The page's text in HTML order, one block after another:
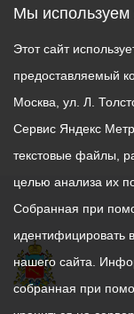
Мы используем
Этот сайт
предоставляемый
Москва, ул. Л.
Сервис Яндекс
текстовые файлы,
целью анализа их
Собранная при
идентифицировать
нашего сайта.
собранная при